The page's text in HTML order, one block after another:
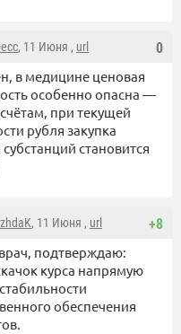
0
, 11 Июня , url
в медицине ценовая
особенно опасна —
при текущей
рубля закупка
становится
+8
, 11 Июня , url
подтверждаю:
курса напрямую
обеспечения